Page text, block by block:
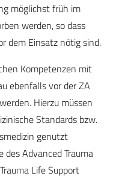
möglichst früh im
werden, so dass
dem Einsatz nötig sind.
Kompetenzen mit
ebenfalls vor der ZA
Hierzu müssen
Standards bzw.
genutzt
des Advanced Trauma
Life Support